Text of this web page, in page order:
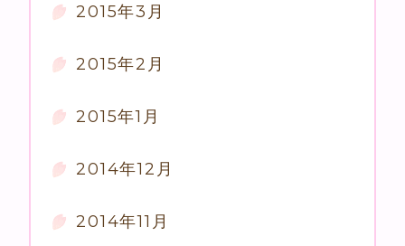
2015年3月
2015年2月
2015年1月
2014年12月
2014年11月